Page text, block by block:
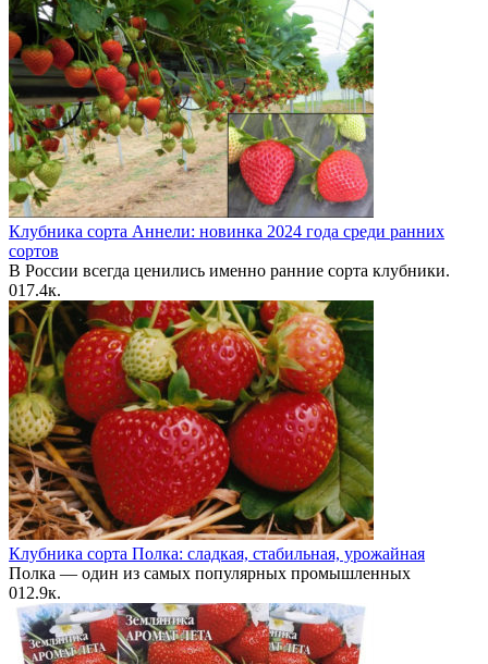
Клубника сорта Аннели: новинка 2024 года среди ранних
сортов
В России всегда ценились именно ранние сорта клубники.
017.4к.
Клубника сорта Полка: сладкая, стабильная, урожайная
Полка — один из самых популярных промышленных
012.9к.